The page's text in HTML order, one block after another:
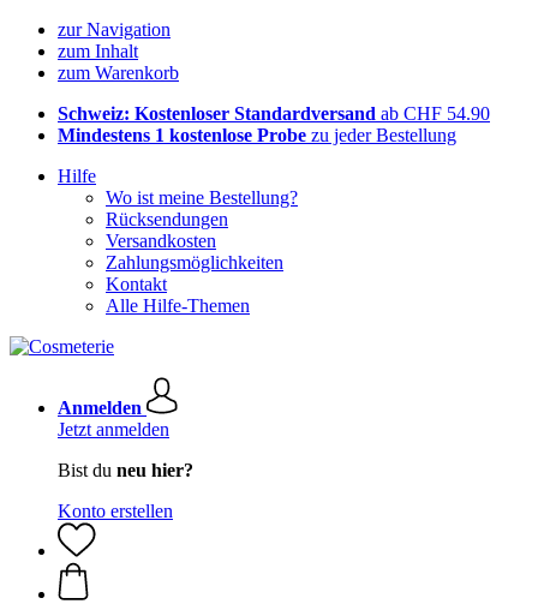
zur Navigation
zum Inhalt
zum Warenkorb
Schweiz: Kostenloser Standardversand ab CHF 54.90
Mindestens 1 kostenlose Probe zu jeder Bestellung
Hilfe
Wo ist meine Bestellung?
Rücksendungen
Versandkosten
Zahlungsmöglichkeiten
Kontakt
Alle Hilfe-Themen
Anmelden
Jetzt anmelden
Bist du neu hier?
Konto erstellen